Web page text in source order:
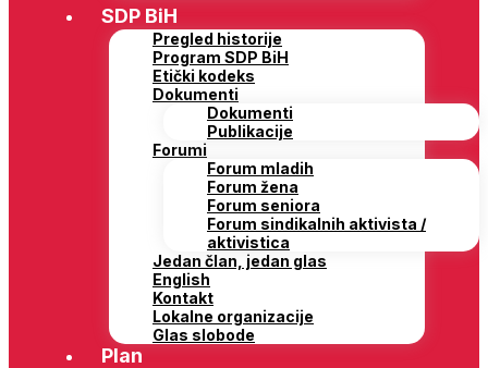
SDP BiH
Pregled historije
Program SDP BiH
Etički kodeks
Dokumenti
Dokumenti
Publikacije
Forumi
Forum mladih
Forum žena
Forum seniora
Forum sindikalnih aktivista /
aktivistica
Jedan član, jedan glas
English
Kontakt
Lokalne organizacije
Glas slobode
Plan